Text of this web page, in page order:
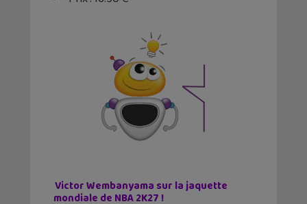
Victor Wembanyama sur la jaquette
mondiale de NBA 2K27 !